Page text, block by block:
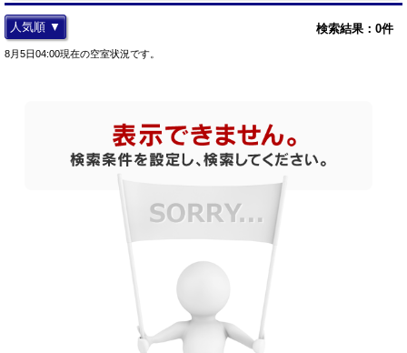
検索結果： 0件
人気順 ▼
8月5日04:00現在の空室状況です。